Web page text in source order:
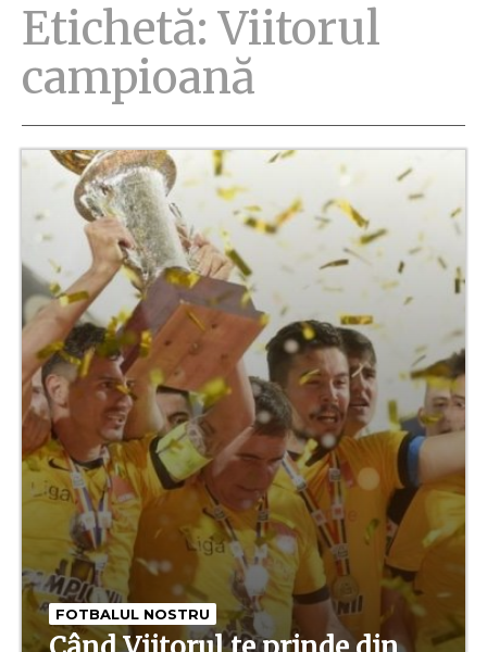
Etichetă:Viitorul
campioană
FOTBALUL NOSTRU